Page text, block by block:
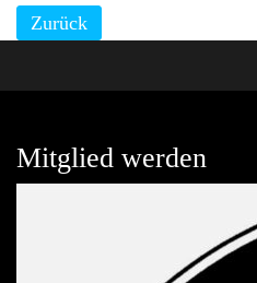
Zurück
Mitglied werden